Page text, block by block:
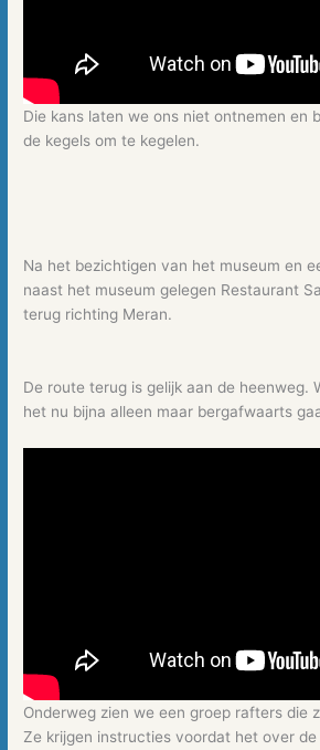
Die kans laten we ons niet ontnemen en
de kegels om te kegelen.
Na het bezichtigen van het museum en
naast het museum gelegen Restaurant
terug richting Meran.
De route terug is gelijk aan de heenweg.
het nu bijna alleen maar bergafwaarts
Onderweg zien we een groep rafters die
Ze krijgen instructies voordat het over de